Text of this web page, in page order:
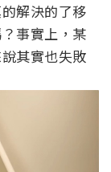
解決的了移
事實上，某
其實也失敗